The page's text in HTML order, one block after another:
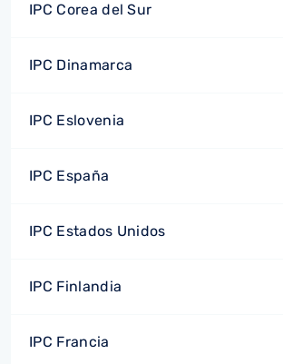
IPC Corea del Sur
IPC Dinamarca
IPC Eslovenia
IPC España
IPC Estados Unidos
IPC Finlandia
IPC Francia